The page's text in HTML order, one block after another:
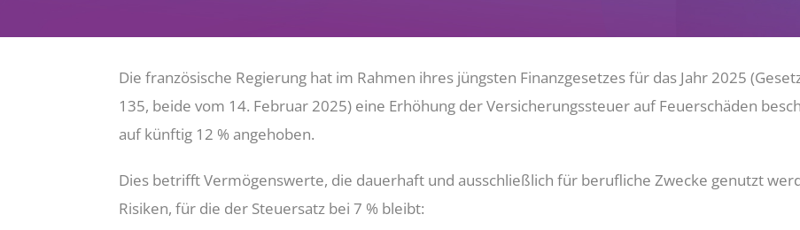
Die französische Regierung hat im Rahmen ihres jüngsten Finanzgesetzes für das Jahr 2025
135, beide vom 14. Februar 2025) eine Erhöhung der Versicherungssteuer auf Feuerschäden
auf künftig 12 % angehoben.
Dies betrifft Vermögenswerte, die dauerhaft und ausschließlich für berufliche Zwecke genutzt
Risiken, für die der Steuersatz bei 7 % bleibt: